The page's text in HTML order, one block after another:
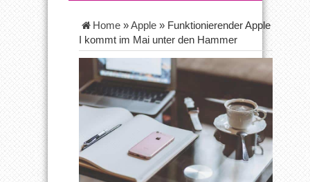
Home »Apple » Funktionierender Apple
I kommt im Mai unter den Hammer